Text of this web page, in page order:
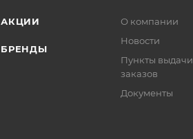
АКЦИИ
БРЕНДЫ
О компании
Новости
Пункты выдачи
заказов
Документы